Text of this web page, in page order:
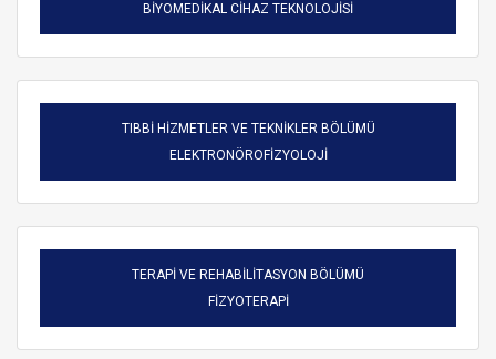
BİYOMEDİKAL CİHAZ TEKNOLOJİSİ
TIBBİ HİZMETLER VE TEKNİKLER BÖLÜMÜ
ELEKTRONÖROFİZYOLOJİ
TERAPİ VE REHABİLİTASYON BÖLÜMÜ
FİZYOTERAPİ